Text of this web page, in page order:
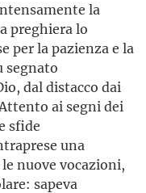
la
preghiera lo
per la pazienza e la
segnato
dal distacco dai
ai segni dei
sfide
una
nuove vocazioni,
sapeva